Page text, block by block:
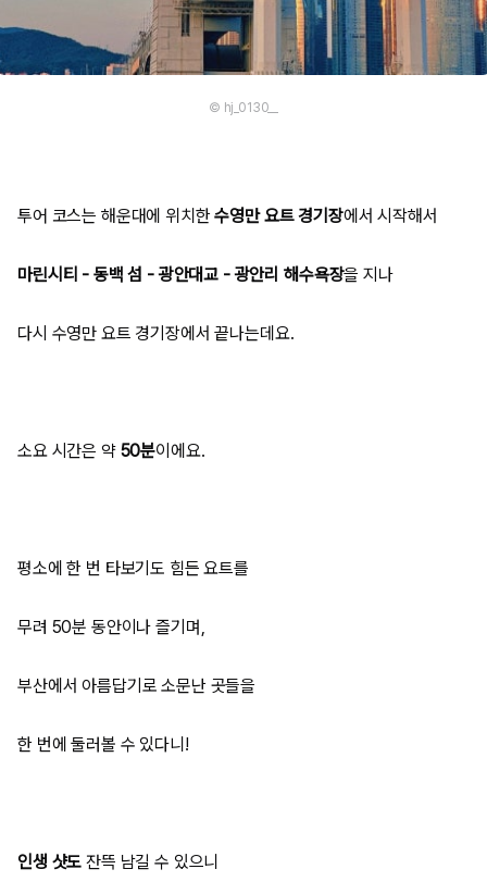
© hj_0130__
투어 코스는 해운대에 위치한 수영만 요트 경기장에서 시작해서
마린시티 - 동백 섬 - 광안대교 - 광안리 해수욕장을 지나
다시 수영만 요트 경기장에서 끝나는데요.
소요 시간은 약 50분이에요.
평소에 한 번 타보기도 힘든 요트를
무려 50분 동안이나 즐기며,
부산에서 아름답기로 소문난 곳들을
한 번에 둘러볼 수 있다니!
인생 샷도 잔뜩 남길 수 있으니